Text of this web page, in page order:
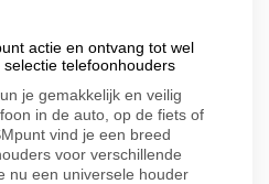
actie en ontvang tot wel
telefoonhouders
je gemakkelijk en veilig
in de auto, op de fiets of
vind je een breed
voor verschillende
nu een universele houder